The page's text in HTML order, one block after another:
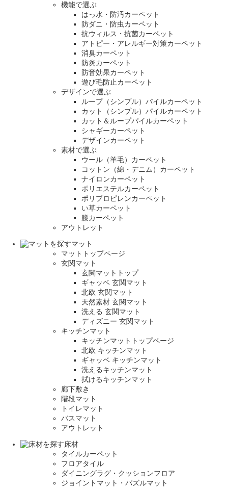
機能で選ぶ
はっ水・防汚カーペット
防ダニ・防虫カーペット
抗ウィルス・抗菌カーペット
アトピー・アレルギー対策カーペット
消臭カーペット
防炎カーペット
防音効果カーペット
遊び毛防止カーペット
デザインで選ぶ
ループ（シンプル）パイルカーペット
カット（シンプル）パイルカーペット
カット＆ループパイルカーペット
シャギーカーペット
デザインカーペット
素材で選ぶ
ウール（羊毛）カーペット
コットン（綿・デニム）カーペット
ナイロンカーペット
ポリエステルカーペット
ポリプロピレンカーペット
い草カーペット
籐カーペット
アウトレット
マット
マットトップページ
玄関マット
玄関マットトップ
ギャッベ 玄関マット
北欧 玄関マット
天然素材 玄関マット
洗える 玄関マット
ディズニー 玄関マット
キッチンマット
キッチンマットトップページ
北欧 キッチンマット
ギャッベ キッチンマット
洗えるキッチンマット
拭けるキッチンマット
廊下敷き
階段マット
トイレマット
バスマット
アウトレット
床材
タイルカーペット
フロアタイル
ダイニングラグ・クッションフロア
ジョイントマット・パズルマット